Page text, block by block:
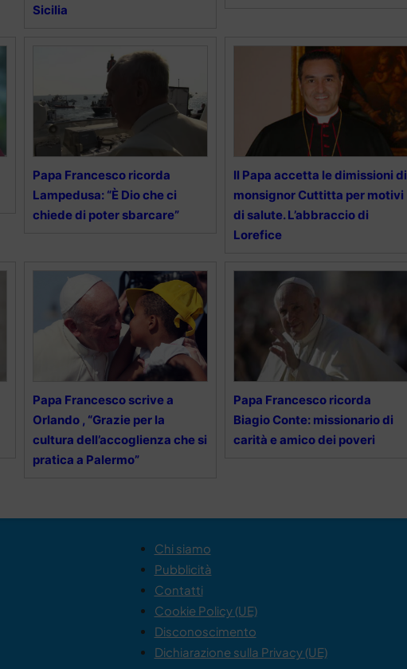
Sicilia
Papa Francesco ricorda
Lampedusa: “È Dio che ci
chiede di poter sbarcare”
Il Papa accetta le dimissioni di
monsignor Cuttitta per motivi
di salute. L’abbraccio di
Lorefice
Papa Francesco scrive a
Orlando , “Grazie per la
cultura dell’accoglienza che si
pratica a Palermo”
Papa Francesco ricorda
Biagio Conte: missionario di
carità e amico dei poveri
Chi siamo
Pubblicità
Contatti
Cookie Policy (UE)
Disconoscimento
Dichiarazione sulla Privacy (UE)